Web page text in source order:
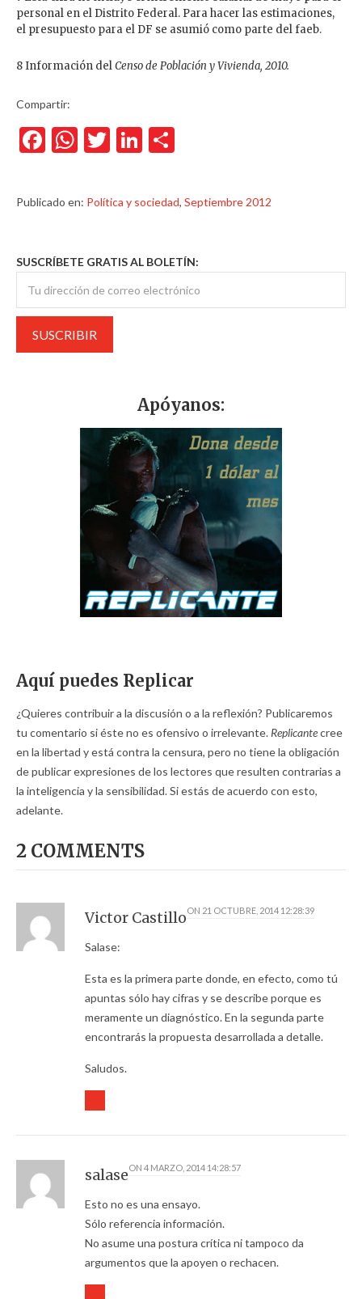
personal en el Distrito Federal. Para hacer las estimaciones,
el presupuesto para el DF se asumió como parte del faeb.
8 Información delCenso de Población y Vivienda, 2010.
Compartir:
Facebook
WhatsApp
TwitterLinkedIn
Publicado en: Política y sociedad, Septiembre 2012
SUSCRÍBETE GRATIS AL BOLETÍN:
Apóyanos:
Aquí puedes Replicar
¿Quieres contribuir a la discusión o a la reflexión? Publicaremos
tu comentario si éste no es ofensivo o irrelevante. Replicantecree
en la libertad y está contra la censura, pero no tiene la obligación
de publicar expresiones de los lectores que resulten contrarias a
la inteligencia y la sensibilidad. Si estás de acuerdo con esto,
adelante.
2 COMMENTS
Victor CastilloON 21 OCTUBRE, 2014 12:28:39
Salase:
Esta es la primera parte donde, en efecto, como tú
apuntas sólo hay cifras y se describe porque es
meramente un diagnóstico. En la segunda parte
encontrarás la propuesta desarrollada a detalle.
Saludos.
salaseON 4 MARZO, 2014 14:28:57
Esto no es una ensayo.
Sólo referencia información.
No asume una postura crítica ni tampoco da
argumentos que la apoyen o rechacen.